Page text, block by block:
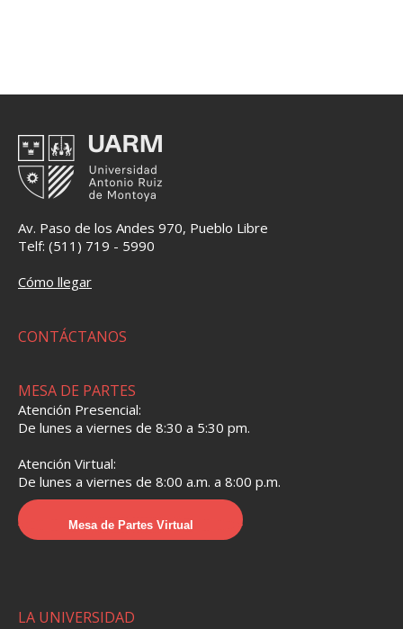
Av. Paso de los Andes 970, Pueblo Libre
Telf: (511) 719 - 5990
Cómo llegar
CONTÁCTANOS
MESA DE PARTES
Atención Presencial:
De lunes a viernes de 8:30 a 5:30 pm.
Atención Virtual:
De lunes a viernes de 8:00 a.m. a 8:00 p.m.
Mesa de Partes Virtual
LA UNIVERSIDAD